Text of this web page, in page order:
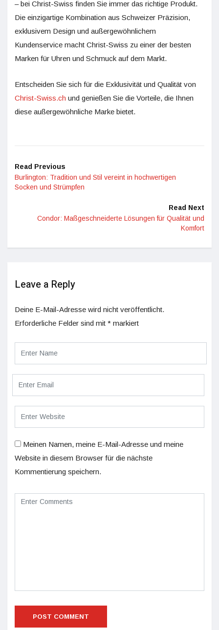
– bei Christ-Swiss finden Sie immer das richtige Produkt.
Die einzigartige Kombination aus Schweizer Präzision,
exklusivem Design und außergewöhnlichem
Kundenservice macht Christ-Swiss zu einer der besten
Marken für Uhren und Schmuck auf dem Markt.
Entscheiden Sie sich für die Exklusivität und Qualität von
Christ-Swiss.ch und genießen Sie die Vorteile, die Ihnen
diese außergewöhnliche Marke bietet.
Read Previous
Burlington: Tradition und Stil vereint in hochwertigen
Socken und Strümpfen
Read Next
Condor: Maßgeschneiderte Lösungen für Qualität und
Komfort
Leave a Reply
Deine E-Mail-Adresse wird nicht veröffentlicht.
Erforderliche Felder sind mit * markiert
Meinen Namen, meine E-Mail-Adresse und meine
Website in diesem Browser für die nächste
Kommentierung speichern.